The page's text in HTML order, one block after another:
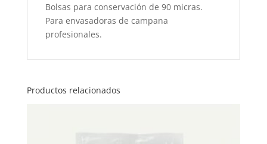
Bolsas para conservación de 90 micras.
Para envasadoras de campana
profesionales.
Productos relacionados